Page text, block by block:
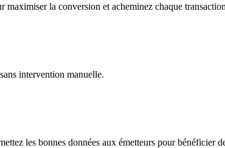
la conversion et acheminez chaque
intervention manuelle.
les bonnes données aux émetteurs pour bénéficier